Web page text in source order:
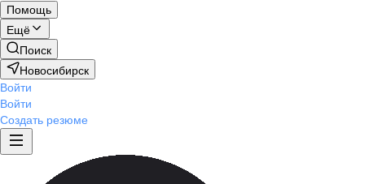
Помощь
Ещё
Поиск
Новосибирск
Войти
Войти
Создать резюме